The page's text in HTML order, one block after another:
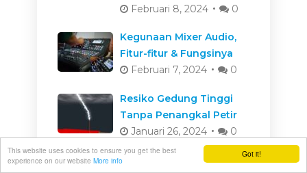
Got it!
This website uses cookies to ensure you get the best
experience on our website More info
Februari 8, 2024
0
Kegunaan Mixer Audio,
Fitur-fitur & Fungsinya
Februari 7, 2024
0
Resiko Gedung Tinggi
Tanpa Penangkal Petir
Januari 26, 2024
0
Cara Kerja Mesin